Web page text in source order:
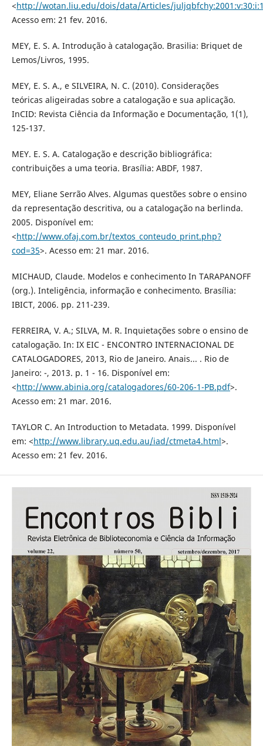
<http://wotan.liu.edu/dois/data/Articles/
Acesso em: 21 fev. 2016.
MEY, E. S. A. Introdução à catalogação. Brasilia: Briquet de
Lemos/Livros, 1995.
MEY, E. S. A., e SILVEIRA, N. C. (2010). Considerações
teóricas aligeiradas sobre a catalogação e sua aplicação.
InCID: Revista Ciência da Informação e Documentação, 1(1),
125-137.
MEY. E. S. A. Catalogação e descrição bibliográfica:
contribuições a uma teoria. Brasília: ABDF, 1987.
MEY, Eliane Serrão Alves. Algumas questões sobre o ensino
da representação descritiva, ou a catalogação na berlinda.
2005. Disponível em:
<http://www.ofaj.com.br/textos_conteudo_print.php?
cod=35>. Acesso em: 21 mar. 2016.
MICHAUD, Claude. Modelos e conhecimento In TARAPANOFF
(org.). Inteligência, informação e conhecimento. Brasília:
IBICT, 2006. pp. 211-239.
FERREIRA, V. A.; SILVA, M. R. Inquietações sobre o ensino de
catalogação. In: IX EIC - ENCONTRO INTERNACIONAL DE
CATALOGADORES, 2013, Rio de Janeiro. Anais... . Rio de
Janeiro: -, 2013. p. 1 - 16. Disponível em:
<http://www.abinia.org/catalogadores/60-206-1-PB.pdf>.
Acesso em: 21 mar. 2016.
TAYLOR C. An Introduction to Metadata. 1999. Disponível
em: <http://www.library.uq.edu.au/iad/ctmeta4.html>.
Acesso em: 21 fev. 2016.